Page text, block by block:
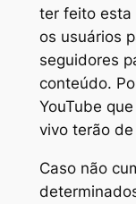
ter feito esta
os usuários
seguidores
conteúdo.
YouTube
vivo terão
Caso não